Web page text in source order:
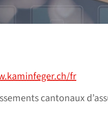
fr
cantonaux